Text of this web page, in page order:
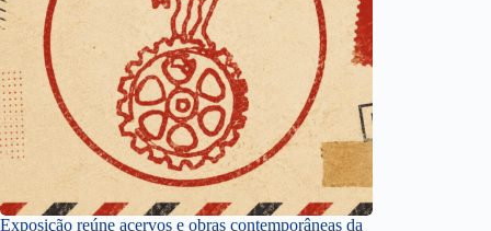
Exposição reúne acervos e obras contemporâneas da